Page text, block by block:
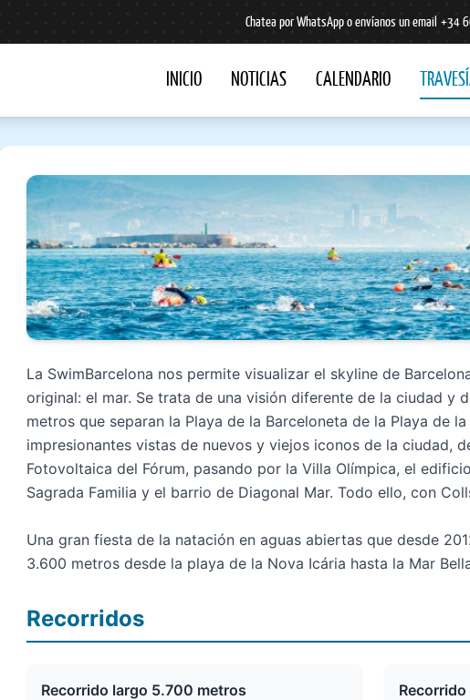
Chatea por WhatsApp o envíanos un email +34
INICIO NOTICIAS CALENDARIO
La SwimBarcelona nos permite visualizar el skyline de
original: el mar. Se trata de una visión diferente de la ciudad y
metros que separan la Playa de la Barceloneta de la Playa de
impresionantes vistas de nuevos y viejos iconos de la ciudad,
Fotovoltaica del Fórum, pasando por la Villa Olímpica, el
Sagrada Familia y el barrio de Diagonal Mar. Todo ello, con
Una gran fiesta de la natación en aguas abiertas que desde
3.600 metros desde la playa de la Nova Icária hasta la Mar
Recorridos
Recorrido largo 5.700 metros